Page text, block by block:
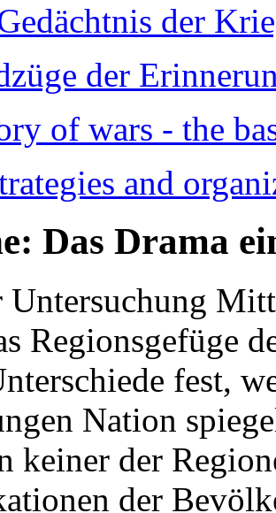
der
der
of wars - the
and
Das Drama
Untersuchung
Regionsgefüge
fest,
Nation
keiner der
der